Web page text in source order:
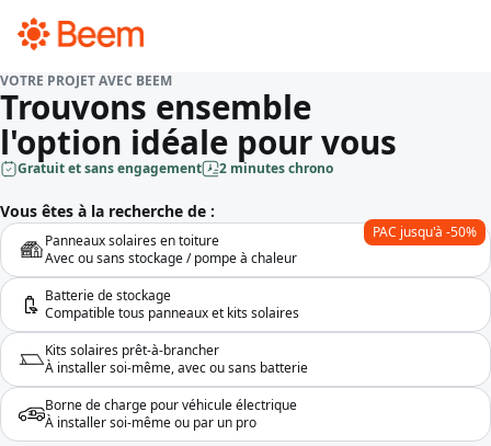
VOTRE PROJET AVEC BEEM
Trouvons ensemble
l'option idéale pour vous
Gratuit et sans engagement 2 minutes chrono
Vous êtes à la recherche de :
Panneaux solaires en toiture
Avec ou sans stockage / pompe à chaleur
PAC jusqu'à -50%
Batterie de stockage
Compatible tous panneaux et kits solaires
Kits solaires prêt-à-brancher
À installer soi-même, avec ou sans batterie
Borne de charge pour véhicule électrique
À installer soi-même ou par un pro